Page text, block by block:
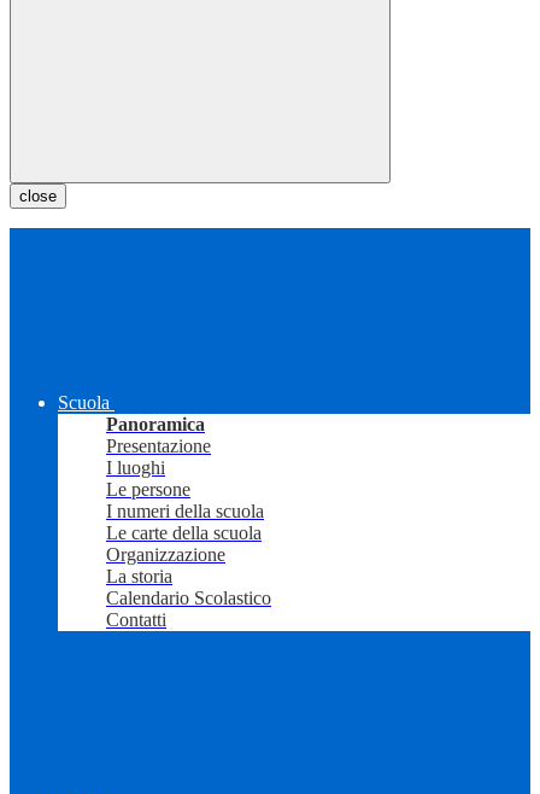
close
Scuola
Panoramica
Presentazione
I luoghi
Le persone
I numeri della scuola
Le carte della scuola
Organizzazione
La storia
Calendario Scolastico
Contatti